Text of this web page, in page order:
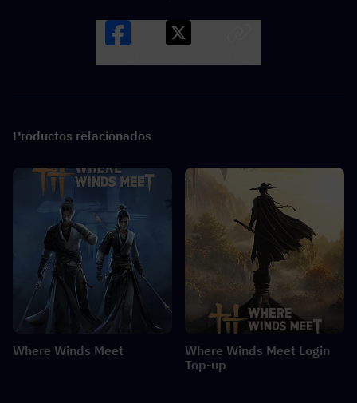
Productos relacionados
Where Winds Meet
Where Winds Meet Login
Top-up